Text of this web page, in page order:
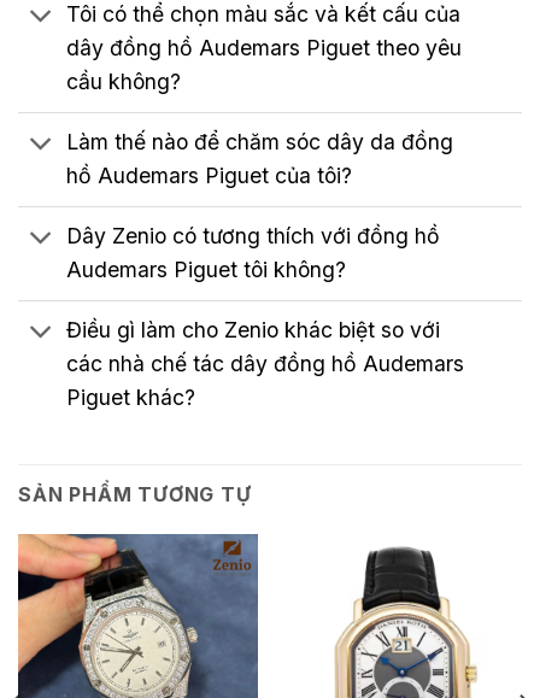
Tôi có thể chọn màu sắc và kết cấu của
dây đồng hồ Audemars Piguet theo yêu
cầu không?
Làm thế nào để chăm sóc dây da đồng
hồ Audemars Piguet của tôi?
Dây Zenio có tương thích với đồng hồ
Audemars Piguet tôi không?
Điều gì làm cho Zenio khác biệt so với
các nhà chế tác dây đồng hồ Audemars
Piguet khác?
SẢN PHẨM TƯƠNG TỰ